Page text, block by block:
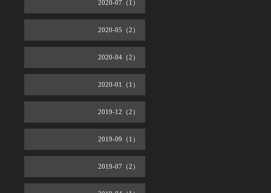
2020-07（1）
2020-05（2）
2020-04（2）
2020-01（1）
2019-12（2）
2019-09（1）
2019-07（2）